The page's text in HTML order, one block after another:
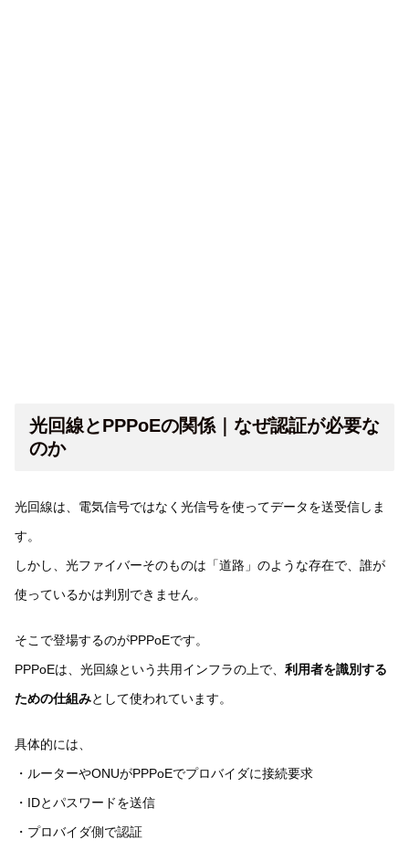
光回線とPPPoEの関係｜なぜ認証が必要な
のか
光回線は、電気信号ではなく光信号を使ってデータを送受信しま
す。
しかし、光ファイバーそのものは「道路」のような存在で、誰が
使っているかは判別できません。
そこで登場するのがPPPoEです。
PPPoEは、光回線という共用インフラの上で、 利用者を識別する
ための仕組みとして使われています。
具体的には、
・ルーターやONUがPPPoEでプロバイダに接続要求
・IDとパスワードを送信
・プロバイダ側で認証